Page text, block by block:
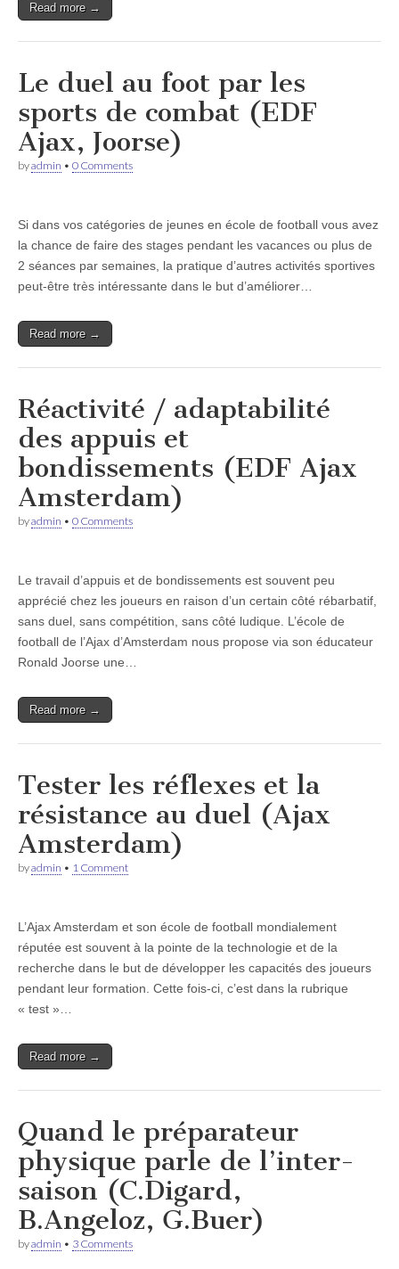
Read more →
Le duel au foot par les
sports de combat (EDF
Ajax, Joorse)
byadmin • 0 Comments
Si dans vos catégories de jeunes en école de football vous avez
la chance de faire des stages pendant les vacances ou plus de
2 séances par semaines, la pratique d’autres activités sportives
peut-être très intéressante dans le but d’améliorer…
Read more →
Réactivité / adaptabilité
des appuis et
bondissements (EDF Ajax
Amsterdam)
byadmin • 0 Comments
Le travail d’appuis et de bondissements est souvent peu
apprécié chez les joueurs en raison d’un certain côté rébarbatif,
sans duel, sans compétition, sans côté ludique. L’école de
football de l’Ajax d’Amsterdam nous propose via son éducateur
Ronald Joorse une…
Read more →
Tester les réflexes et la
résistance au duel (Ajax
Amsterdam)
byadmin • 1 Comment
L’Ajax Amsterdam et son école de football mondialement
réputée est souvent à la pointe de la technologie et de la
recherche dans le but de développer les capacités des joueurs
pendant leur formation. Cette fois-ci, c’est dans la rubrique
« test »…
Read more →
Quand le préparateur
physique parle de l’inter-
saison (C.Digard,
B.Angeloz, G.Buer)
byadmin • 3 Comments